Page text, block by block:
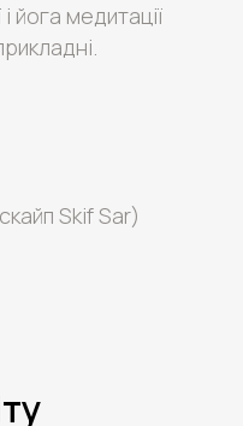
йога медитації
Skif Sar)